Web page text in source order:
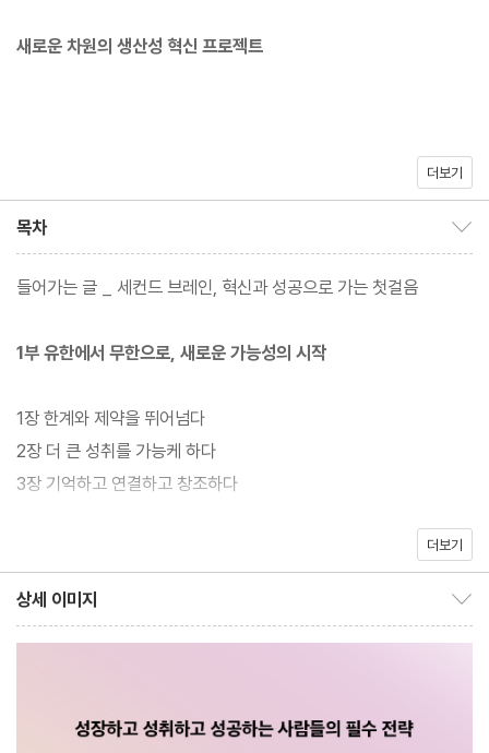
새로운 차원의 생산성 혁신 프로젝트
***** 다니엘 핑크, 세스 고딘 강력 추천
***** 전 세계 11개국 출간, 수만 명의 수강생이 열광한 명강의
레오나르도 다빈치, 뉴턴, 피카소…. 천재로 꼽히는 이들의 공통점은
기록을 습관화했다는 점이다. 위대한 지식인들과 예술가들의 업적
고 보관하는 별도의 도구를 갖고 있었다는 사실에 착안하여 이를 현
더보기
목차
들어가는 글 _ 세컨드 브레인, 혁신과 성공으로 가는 첫걸음
1부 유한에서 무한으로, 새로운 가능성의 시작
1장 한계와 제약을 뛰어넘다
2장 더 큰 성취를 가능케 하다
3장 기억하고 연결하고 창조하다
4장 공명하는 내용을 수집하라
5장 실행을 목표로 정리하라
더보기
상세 이미지